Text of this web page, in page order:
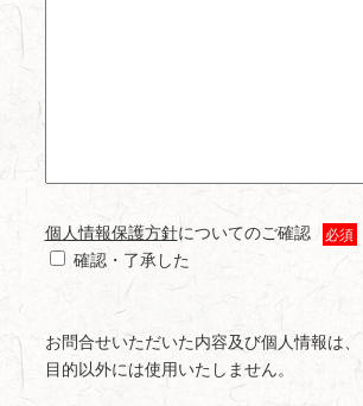
個人情報保護方針についてのご確認 必須
確認・了承した
お問合せいただいた内容及び個人情報は、
目的以外には使用いたしません。